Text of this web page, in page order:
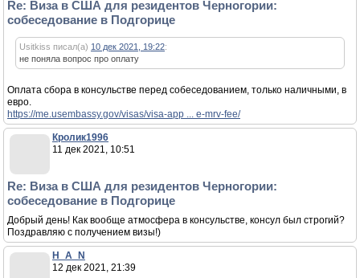
Re: Виза в США для резидентов Черногории:
собеседование в Подгорице
Usitkiss писал(а) 10 дек 2021, 19:22:
не поняла вопрос про оплату
Оплата сбора в консульстве перед собеседованием, только наличными, в
евро.
https://me.usembassy.gov/visas/visa-app ... e-mrv-fee/
Кролик1996
11 дек 2021, 10:51
Re: Виза в США для резидентов Черногории:
собеседование в Подгорице
Добрый день! Как вообще атмосфера в консульстве, консул был строгий?
Поздравляю с получением визы!)
H_A_N
12 дек 2021, 21:39